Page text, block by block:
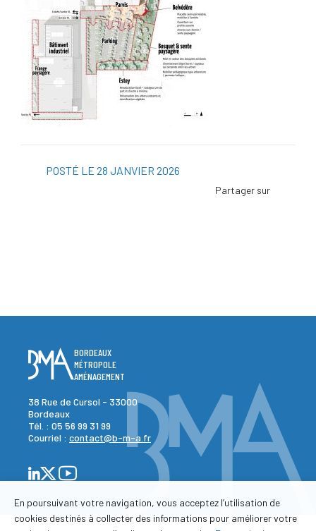
POSTÉ LE 28 JANVIER 2026
Twitter
Viadeo
ScoopIt
BORDEAUX
MÉTROPOLE
AMÉNAGEMENT
38 Rue de Cursol - 33000
Bordeaux
Tél. : 05 56 99 31 99
Courriel : contact@b-m-a.fr
En poursuivant votre navigation, vous acceptez l’utilisation de
cookies destinés à collecter des informations pour améliorer votre